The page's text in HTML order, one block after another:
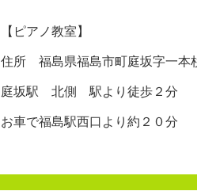
【ピアノ教室】
住所 福島県福島市町庭坂字一本
庭坂駅 北側 駅より徒歩２分
お車で福島駅西口より約２０分